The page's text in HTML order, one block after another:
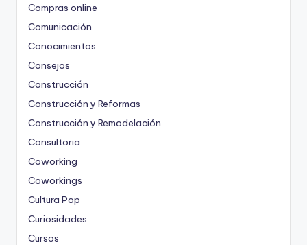
Compras online
Comunicación
Conocimientos
Consejos
Construcción
Construcción y Reformas
Construcción y Remodelación
Consultoria
Coworking
Coworkings
Cultura Pop
Curiosidades
Cursos